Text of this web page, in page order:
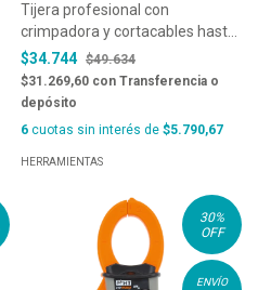
Tijera profesional con
crimpadora y cortacables hasta
50mm - F50
$34.744 $49.634
$31.269,60 con Transferencia o
depósito
6 cuotas sin interés de $5.790,67
HERRAMIENTAS
30%
OFF
ENVÍO